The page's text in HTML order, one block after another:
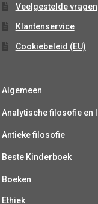
Veelgestelde vragen
Klantenservice
Cookiebeleid (EU)
Algemeen
Analytische filosofie en
Antieke filosofie
Beste Kinderboek
Boeken
Ethiek